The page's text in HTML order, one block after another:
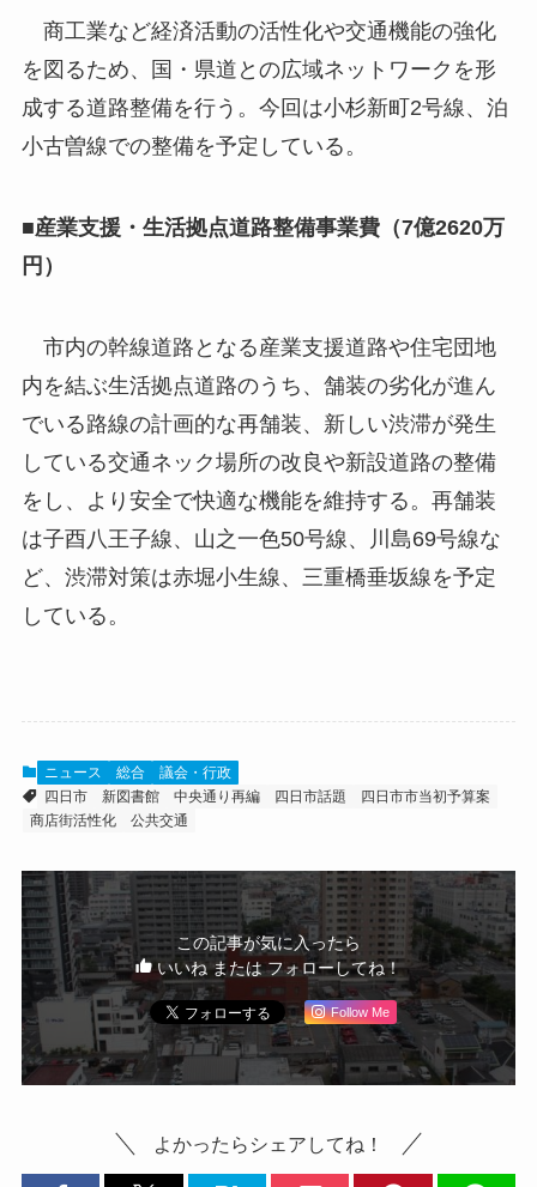
商工業など経済活動の活性化や交通機能の強化
を図るため、国・県道との広域ネットワークを形
成する道路整備を行う。今回は小杉新町2号線、泊
小古曽線での整備を予定している。
■産業支援・生活拠点道路整備事業費（7億2620万
円）
市内の幹線道路となる産業支援道路や住宅団地
内を結ぶ生活拠点道路のうち、舗装の劣化が進ん
でいる路線の計画的な再舗装、新しい渋滞が発生
している交通ネック場所の改良や新設道路の整備
をし、より安全で快適な機能を維持する。再舗装
は子酉八王子線、山之一色50号線、川島69号線な
ど、渋滞対策は赤堀小生線、三重橋垂坂線を予定
している。
ニュース 総合
議会・行政
四日市
新図書館 中央通り再編 四日市話題
四日市市当初予算案
商店街活性化
公共交通
この記事が気に入ったら
いいね または フォローしてね！
Follow Me
よかったらシェアしてね！